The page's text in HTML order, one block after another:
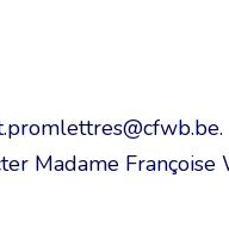
Madame